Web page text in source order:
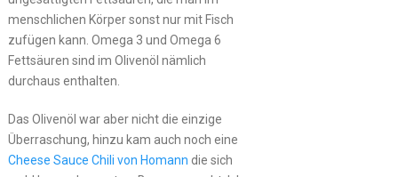
menschlichen Körper sonst nur mit Fisch
zufügen kann. Omega 3 und Omega 6
Fettsäuren sind im Olivenöl nämlich
durchaus enthalten.
Das Olivenöl war aber nicht die einzige
Überraschung, hinzu kam auch noch eine
Cheese Sauce Chili von Homann die sich